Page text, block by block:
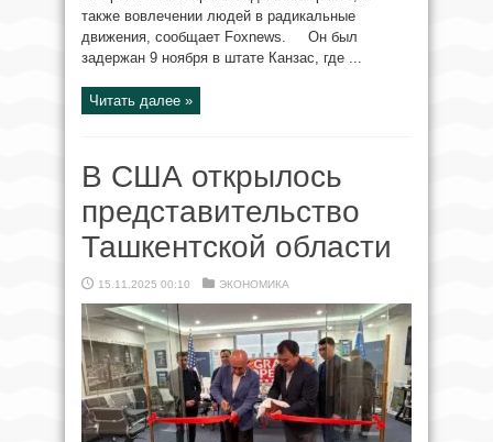
также вовлечении людей в радикальные
движения, сообщает Foxnews. Он был
задержан 9 ноября в штате Канзас, где ...
Читать далее »
В США открылось
представительство
Ташкентской области
15.11.2025 00:10 ЭКОНОМИКА